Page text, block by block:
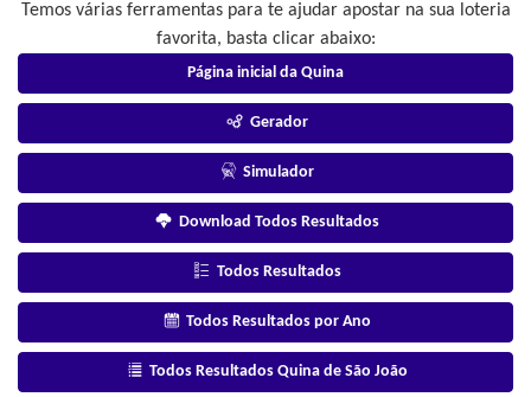
Temos várias ferramentas para te ajudar apostar na sua loteria
favorita, basta clicar abaixo:
Página inicial da Quina
Gerador
Simulador
Download Todos Resultados
Todos Resultados
Todos Resultados por Ano
Todos Resultados Quina de São João